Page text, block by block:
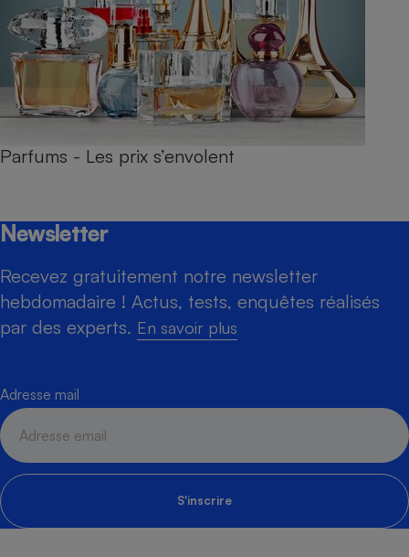
Parfums - Les prix s’envolent
Newsletter
Recevez gratuitement notre newsletter
hebdomadaire ! Actus, tests, enquêtes réalisés
par des experts. En savoir plus
Adresse mail
S'inscrire